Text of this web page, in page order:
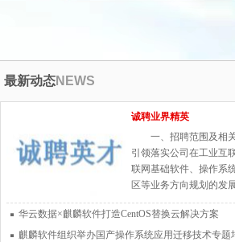
最新动态NEWS
诚聘业界精英
一、招聘范围及相
引领落实公司在工业互
联网基础软件、操作系
区等业务方向规划的发
软件现面向全球公开诚
高端人才若干名。工作地
海、北京、天津等地。二
华云数据×麒麟软件打造CentOS替换云解决方案
麒麟软件组织举办国产操作系统应用迁移技术专题